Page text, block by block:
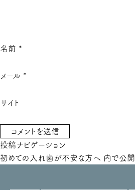
名前 *
メール *
サイト
投稿ナビゲーション
初めての入れ歯が不安な方へ 内で公開